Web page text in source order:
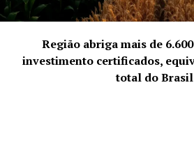
É o Js e o Sucessinho
Que tá lançando na Ondinha
Vem na Ondinha
Imi imi imi Vem na Ondinha
Imi imi imi Vem na Ondihha
Região abriga mais de
investimento certificados,
total do